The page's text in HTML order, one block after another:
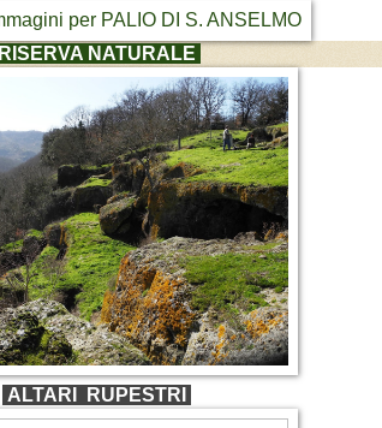
RISERVA NATURALE
ALTARI RUPESTRI